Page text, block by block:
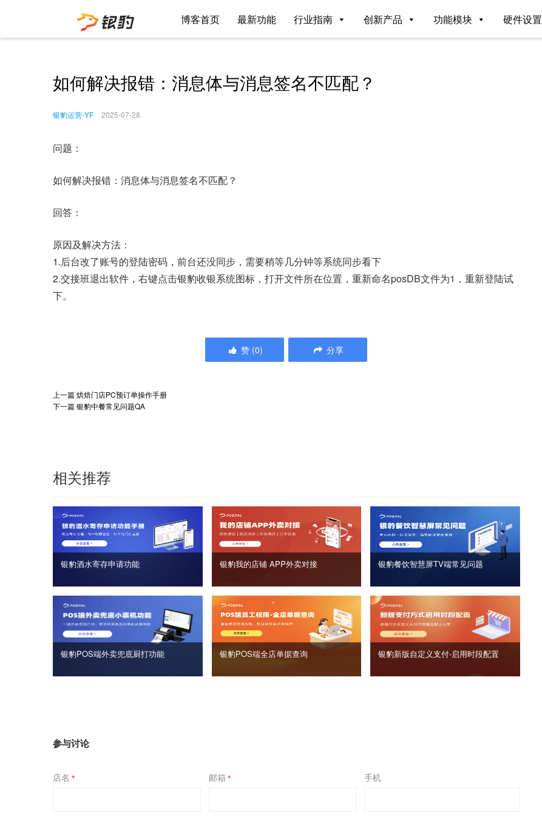
博客首页 最新功能 行业指南 创新产品 功能模块 硬件设置
如何解决报错：消息体与消息签名不匹配？
银豹运营-YF 2025-07-28
问题：
如何解决报错：消息体与消息签名不匹配？
回答：
原因及解决方法：
1.后台改了账号的登陆密码，前台还没同步，需要稍等几分钟等系统同步看下
2.交接班退出软件，右键点击银豹收银系统图标，打开文件所在位置，重新命名posDB文件为1，重新登陆试
下。
赞 (0) 分享
上一篇烘焙门店PC预订单操作手册
下一篇银豹中餐常见问题QA
相关推荐
银豹酒水寄存申请功能 银豹我的店铺 APP外卖对接 银豹餐饮智慧屏TV端常见问题
银豹POS端外卖兜底厨打功能 银豹POS端全店单据查询 银豹新版自定义支付‑启用时段配置
参与讨论
店名 * 邮箱 * 手机